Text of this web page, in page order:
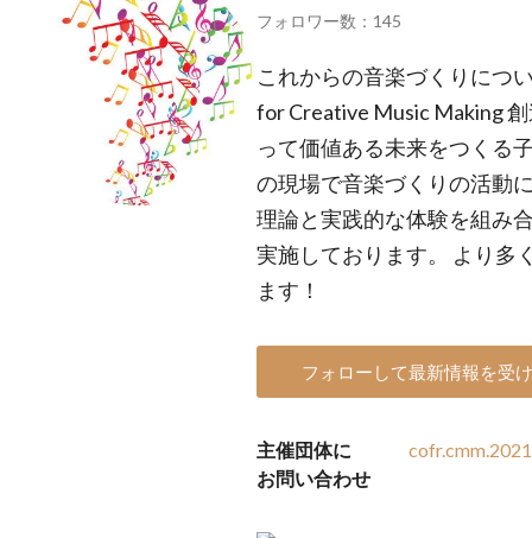
フォロワー数：145
これからの音楽づくりにつ
for Creative Music Making
って価値ある未来をつくる
の現場で音楽づくりの活動
理論と実践的な体験を組み
実施しております。 より多
ます！
フォローして最新情報を受
主催団体に
お問い合わせ